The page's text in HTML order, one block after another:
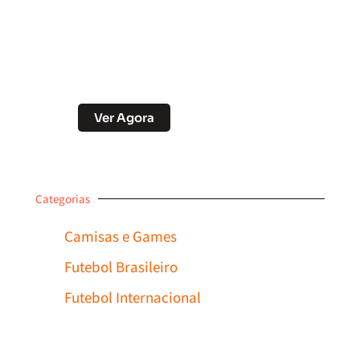
Ver Agora
Categorias
Camisas e Games
Futebol Brasileiro
Futebol Internacional